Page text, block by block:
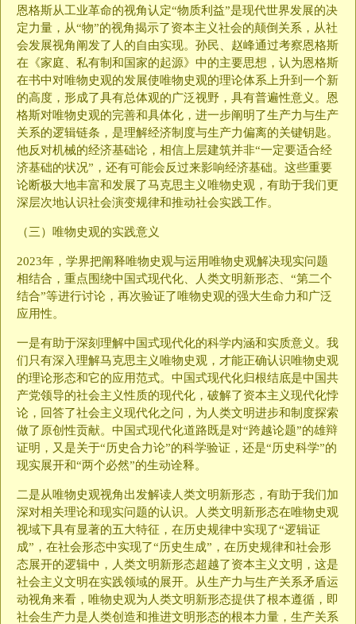
恩格斯从工业革命的视角认定“物质利益”是现代世界发展的决
定力量，从“物”的视角揭示了资本主义社会的颠倒关系，从社
会发展视角阐发了人的自由实现。孙民、赵峰通过考察恩格斯
在《家庭、私有制和国家的起源》中的主要思想，认为恩格斯
在书中对唯物史观的发展使唯物史观的理论体系上升到一个新
的高度，形成了具有总体观的广泛视野，具有普遍性意义。恩
格斯对唯物史观的完善和具体化，进一步阐明了生产力与生产
关系的逻辑链条，是理解经济制度与生产力偏离的关键钥匙。
他反对机械的经济基础论，相信上层建筑并非“一定要适合经
济基础的状况”，还有可能会反过来影响经济基础。这些重要
论断极大地丰富和发展了马克思主义唯物史观，有助于我们更
深层次地认识社会演变规律和推动社会实践工作。
（三）唯物史观的实践意义
2023年，学界把阐释唯物史观与运用唯物史观解决现实问题
相结合，重点围绕中国式现代化、人类文明新形态、“第二个
结合”等进行讨论，再次验证了唯物史观的强大生命力和广泛
应用性。
一是有助于深刻理解中国式现代化的科学内涵和实质意义。我
们只有深入理解马克思主义唯物史观，才能正确认识唯物史观
的理论形态和它的应用范式。中国式现代化归根结底是中国共
产党领导的社会主义性质的现代化，破解了资本主义现代化悖
论，回答了社会主义现代化之问，为人类文明进步和制度探索
做了原创性贡献。中国式现代化道路既是对“跨越论题”的雄辩
证明，又是关于“历史合力论”的科学验证，还是“历史科学”的
现实展开和“两个必然”的生动诠释。
二是从唯物史观视角出发解读人类文明新形态，有助于我们加
深对相关理论和现实问题的认识。人类文明新形态在唯物史观
视域下具有显著的五大特征，在历史规律中实现了“逻辑证
成”，在社会形态中实现了“历史生成”，在历史规律和社会形
态展开的逻辑中，人类文明新形态超越了资本主义文明，这是
社会主义文明在实践领域的展开。从生产力与生产关系矛盾运
动视角来看，唯物史观为人类文明新形态提供了根本遵循，即
社会生产力是人类创造和推进文明形态的根本力量，生产关系